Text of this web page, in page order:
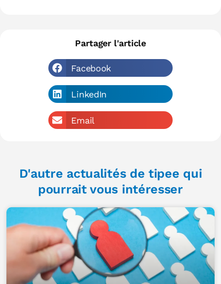
Partager l'article
Facebook
LinkedIn
Email
D'autre actualités de tipee qui
pourrait vous intéresser